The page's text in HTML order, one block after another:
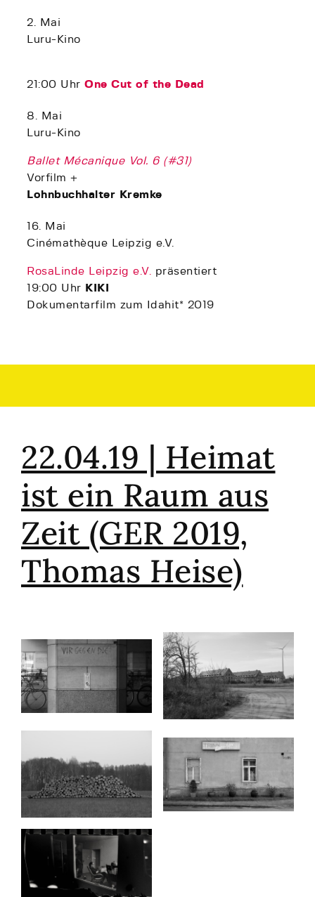
2. Mai
Luru-Kino
21:00 Uhr One Cut of the Dead
8. Mai
Luru-Kino
Ballet Mécanique Vol. 6 (#31)
Vorfilm +
Lohnbuchhalter Kremke
16. Mai
Cinémathèque Leipzig e.V.
RosaLinde Leipzig e.V. präsentiert
19:00 Uhr
KIKI
Dokumentarfilm zum Idahit* 2019
22.04.19 | Heimat
ist ein Raum aus
Zeit (GER 2019,
Thomas Heise)